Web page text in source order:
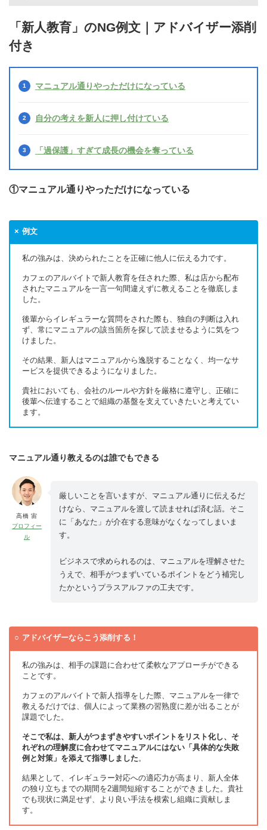
「新人教育」のNG例文｜アドバイザー添削
付き
マニュアル通りやっただけになっている
自分の考えを新人に押し付けている
「過保護」すぎて成長の機会を奪っている
①マニュアル通りやっただけになっている
例文
私の強みは、決められたことを正確に他人に伝える力です。
カフェのアルバイトで新人教育を任された際、私は店から配布
されたマニュアルを一言一句間違えずに教えることを徹底しま
した。
後輩からイレギュラーな質問をされた際も、独自の判断は入れ
ず、常にマニュアルの該当箇所を探して読ませるように気をつ
けました。
その結果、新人はマニュアルから逸脱することなく、均一なサ
ービスを提供できるようになりました。
貴社においても、会社のルールや方針を厳格に遵守し、正確に
後輩へ伝達することで組織の基盤を支えていきたいと考えてい
ます。
マニュアル通り教えるのは誰でもできる
高橋 宙
プロフィー
ル
厳しいことを言いますが、マニュアル通りに伝えるだ
けなら、マニュアルを渡して読ませれば済む話。そこ
に「あなた」が介在する意味がなくなってしまいま
す。
ビジネスで求められるのは、マニュアルを理解させた
うえで、相手がつまずいているポイントをどう補完し
たかというプラスアルファの工夫です。
アドバイザーならこう添削する！
私の強みは、相手の課題に合わせて柔軟なアプローチができる
ことです。
カフェのアルバイトで新人指導をした際、マニュアルを一律で
教えるだけでは、個人によって業務の習熟度に差が出ることが
課題でした。
そこで私は、新人がつまずきやすいポイントをリスト化し、そ
れぞれの理解度に合わせてマニュアルにはない「具体的な失敗
例と対策」を添えて指導しました 。
結果として、イレギュラー対応への適応力が高まり、新人全体
の独り立ちまでの期間を2週間短縮することができました。貴社
でも現状に満足せず、より良い手法を模索し組織に貢献しま
す。